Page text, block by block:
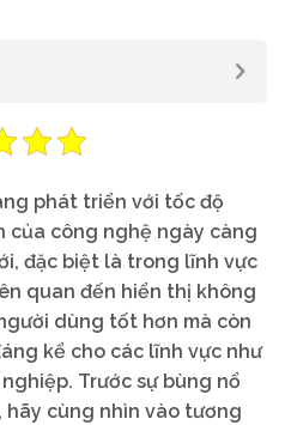
phát triển với tốc độ
của công nghệ ngày càng
đặc biệt là trong lĩnh vực
quan đến hiển thị không
dùng tốt hơn mà còn
kể cho các lĩnh vực như
Trước sự bùng nổ
hãy cùng nhìn vào tương